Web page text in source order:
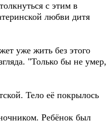
с этим в
любви дитя
уже жить без этого
"Только бы не умер,
Тело её покрылось
Ребёнок был